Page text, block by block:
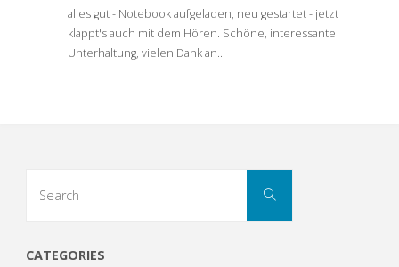
alles gut - Notebook aufgeladen, neu gestartet - jetzt
klappt's auch mit dem Hören. Schöne, interessante
Unterhaltung, vielen Dank an…
Search
CATEGORIES